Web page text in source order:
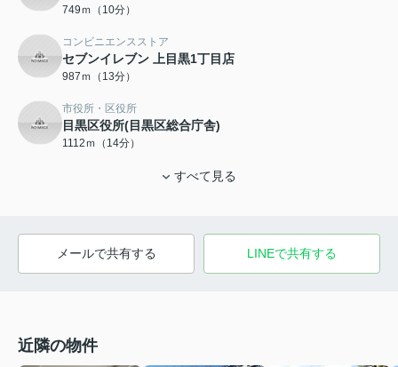
749ｍ（10分）
コンビニエンスストア
セブンイレブン 上目黒1丁目店
987ｍ（13分）
市役所・区役所
目黒区役所(目黒区総合庁舎)
1112ｍ（14分）
すべて見る
メールで共有する LINEで共有する
近隣の物件